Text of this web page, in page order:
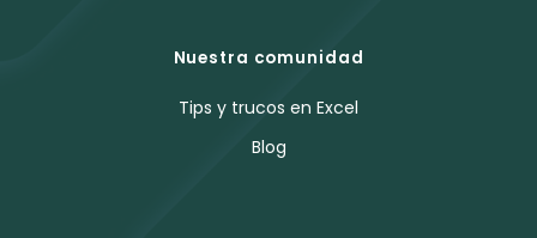
Nuestra comunidad
Tips y trucos en Excel
Blog